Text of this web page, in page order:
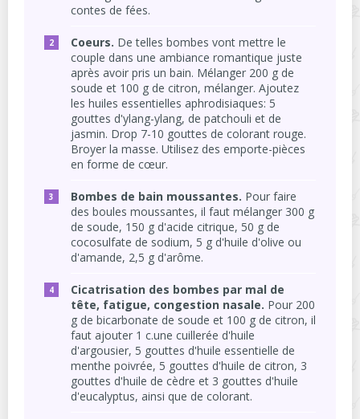
contes de fées.
Coeurs. De telles bombes vont mettre le
couple dans une ambiance romantique juste
après avoir pris un bain. Mélanger 200 g de
soude et 100 g de citron, mélanger. Ajoutez
les huiles essentielles aphrodisiaques: 5
gouttes d'ylang-ylang, de patchouli et de
jasmin. Drop 7-10 gouttes de colorant rouge.
Broyer la masse. Utilisez des emporte-pièces
en forme de cœur.
Bombes de bain moussantes. Pour faire
des boules moussantes, il faut mélanger 300 g
de soude, 150 g d'acide citrique, 50 g de
cocosulfate de sodium, 5 g d'huile d'olive ou
d'amande, 2,5 g d'arôme.
Cicatrisation des bombes par mal de
tête, fatigue, congestion nasale. Pour 200
g de bicarbonate de soude et 100 g de citron, il
faut ajouter 1 c.une cuillerée d'huile
d'argousier, 5 gouttes d'huile essentielle de
menthe poivrée, 5 gouttes d'huile de citron, 3
gouttes d'huile de cèdre et 3 gouttes d'huile
d'eucalyptus, ainsi que de colorant.